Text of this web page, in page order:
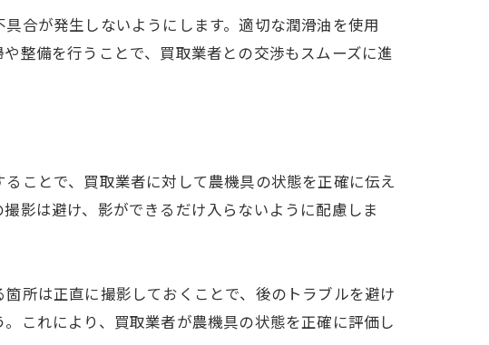
合が発生しないようにします。適切な潤滑油を使用
整備を行うことで、買取業者との交渉もスムーズに進
ことで、買取業者に対して農機具の状態を正確に伝え
影は避け、影ができるだけ入らないように配慮しま
所は正直に撮影しておくことで、後のトラブルを避け
これにより、買取業者が農機具の状態を正確に評価し